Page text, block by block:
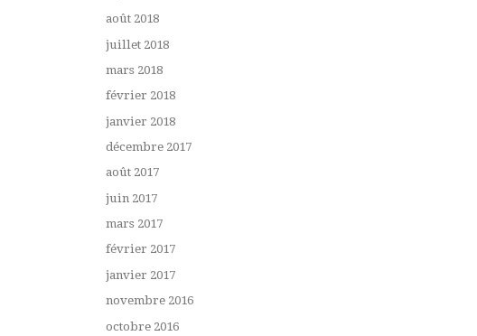
août 2018
juillet 2018
mars 2018
février 2018
janvier 2018
décembre 2017
août 2017
juin 2017
mars 2017
février 2017
janvier 2017
novembre 2016
octobre 2016